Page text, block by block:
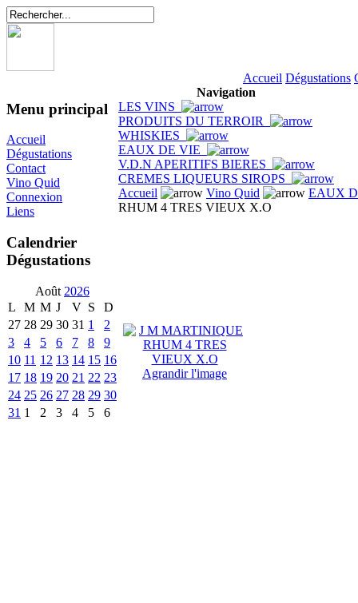
Accueil Dégustations
Menu principal
Accueil
Dégustations
Contact
Vino Quid
Connexion
Liens
Calendrier
Dégustations
Août 2026
L
M M J V S
D
27 28 29 30 31 1
2
3
4 5 6 7 8
9
10 11 12 13 14 15 16
17 18 19 20 21 22 23
24 25 26 27 28 29 30
31 1 2 3 4 5 6
Navigation
LES VINS
PRODUITS DU TERROIR
WHISKIES
EAUX DE VIE
V.D.N APERITIFS BIERES
CREMES LIQUEURS SIROPS
Accueil
Vino Quid
EAUX
RHUM 4 TRES VIEUX X.O
Agrandir l'image